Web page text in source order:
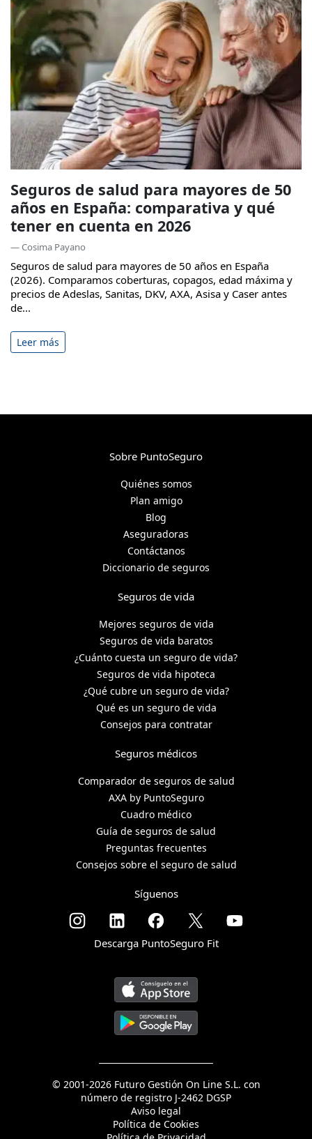
Seguros de salud para mayores de 50
años en España: comparativa y qué
tener en cuenta en 2026
— Cosima Payano
Seguros de salud para mayores de 50 años en España
(2026). Comparamos coberturas, copagos, edad máxima y
precios de Adeslas, Sanitas, DKV, AXA, Asisa y Caser antes
de...
Leer más
Sobre PuntoSeguro
Quiénes somos
Plan amigo
Blog
Aseguradoras
Contáctanos
Diccionario de seguros
Seguros de vida
Mejores seguros de vida
Seguros de vida baratos
¿Cuánto cuesta un seguro de vida?
Seguros de vida hipoteca
¿Qué cubre un seguro de vida?
Qué es un seguro de vida
Consejos para contratar
Seguros médicos
Comparador de seguros de salud
AXA by PuntoSeguro
Cuadro médico
Guía de seguros de salud
Preguntas frecuentes
Consejos sobre el seguro de salud
Síguenos
Descarga PuntoSeguro Fit
© 2001-2026 Futuro Gestión On Line S.L. con
número de registro J-2462 DGSP
Aviso legal
Política de Cookies